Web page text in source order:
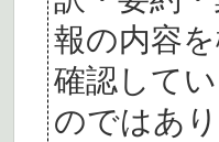
報の内容
確認して
のではあり